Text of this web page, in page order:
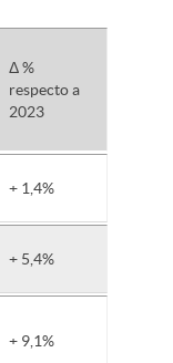
Δ %
respecto a
2023
+ 1,4%
+ 5,4%
+ 9,1%